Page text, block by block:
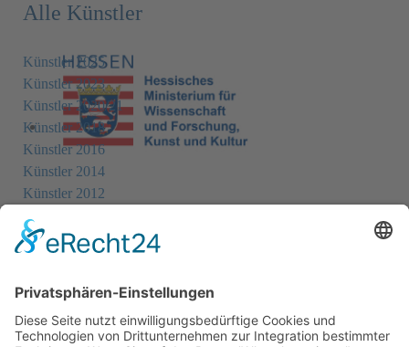
Alle Künstler
Künstler 2025
Künstler 2023
Künstler 2020/21
Künstler 2018
Künstler 2016
Künstler 2014
Künstler 2012
Künstler 2008
Künstler 2004